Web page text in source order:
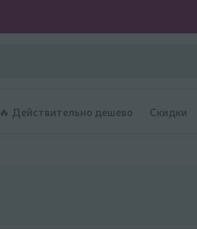
🔥 Действительно дешево Скидки